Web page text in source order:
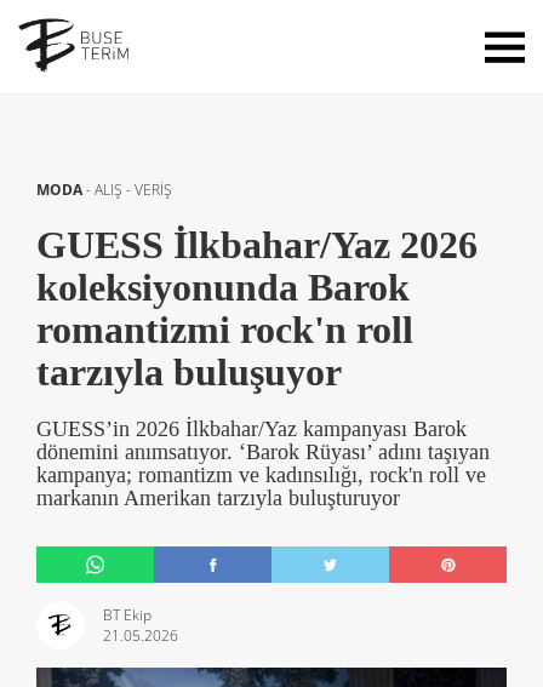
MODA-ALIŞ - VERİŞ
GUESS İlkbahar/Yaz 2026
koleksiyonunda Barok
romantizmi rock'n roll
tarzıyla buluşuyor
GUESS’in 2026 İlkbahar/Yaz kampanyası Barok
dönemini anımsatıyor. ‘Barok Rüyası’ adını taşıyan
kampanya; romantizm ve kadınsılığı, rock'n roll ve
markanın Amerikan tarzıyla buluşturuyor
BT Ekip
21.05.2026